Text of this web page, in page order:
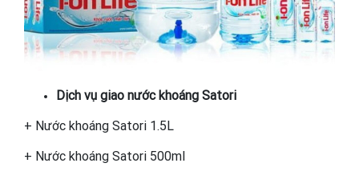
Dịch vụ giao nước khoáng Satori
+ Nước khoáng Satori 1.5L
+ Nước khoáng Satori 500ml